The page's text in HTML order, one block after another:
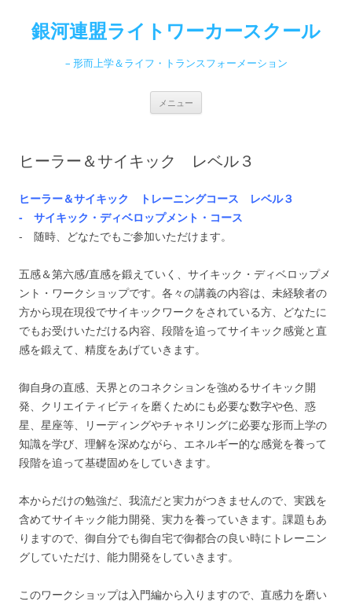
銀河連盟ライトワーカースクール
– 形而上学＆ライフ・トランスフォーメーション
メニュー
ヒーラー＆サイキック レベル３
ヒーラー＆サイキック トレーニングコース レベル３
- サイキック・ディベロップメント ・コース
- 随時、どなたでもご参加いただけます。
五感＆第六感/直感を鍛えていく、サイキック・ディベロップメ
ント・ワークショップです。各々の講義の内容は、未経験者の
方から現在現役でサイキックワークをされている方、どなたに
でもお受けいただける内容、段階を追ってサイキック感覚と直
感を鍛えて、精度をあげていきます。
御自身の直感、天界とのコネクションを強めるサイキック開
発、クリエイティビティを磨くためにも必要な数字や色、惑
星、星座等、リーディングやチャネリングに必要な形而上学の
知識を学び、理解を深めながら、エネルギー的な感覚を養って
段階を追って基礎固めをしていきます。
本からだけの勉強だ、我流だと実力がつきませんので、実践を
含めてサイキック能力開発、実力を養っていきます。課題もあ
りますので、御自分でも御自宅で御都合の良い時にトレーニン
グしていただけ、能力開発をしていきます。
このワークショップは入門編から入りますので、直感力を磨い